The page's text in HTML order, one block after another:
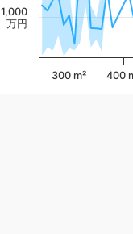
300 m² 400
1,000
万円